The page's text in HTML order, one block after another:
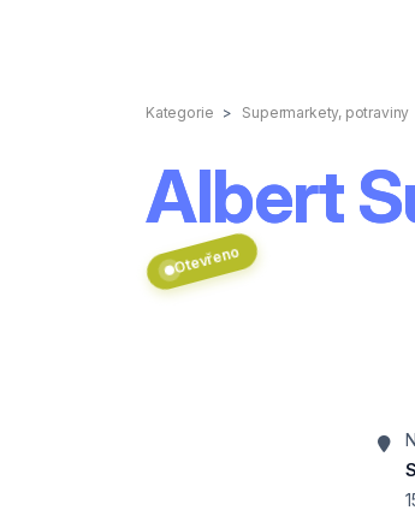
Kategorie Supermarkety, potraviny
Albert
Otevřeno